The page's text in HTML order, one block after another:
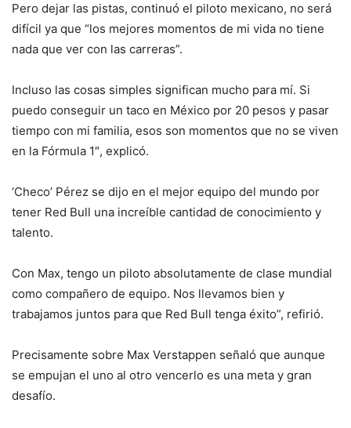
Pero dejar las pistas, continuó el piloto mexicano, no será
difícil ya que “los mejores momentos de mi vida no tiene
nada que ver con las carreras”.
Incluso las cosas simples significan mucho para mí. Si
puedo conseguir un taco en México por 20 pesos y pasar
tiempo con mi familia, esos son momentos que no se viven
en la Fórmula 1″, explicó.
‘Checo’ Pérez se dijo en el mejor equipo del mundo por
tener Red Bull una increíble cantidad de conocimiento y
talento.
Con Max, tengo un piloto absolutamente de clase mundial
como compañero de equipo. Nos llevamos bien y
trabajamos juntos para que Red Bull tenga éxito”, refirió.
Precisamente sobre Max Verstappen señaló que aunque
se empujan el uno al otro vencerlo es una meta y gran
desafío.